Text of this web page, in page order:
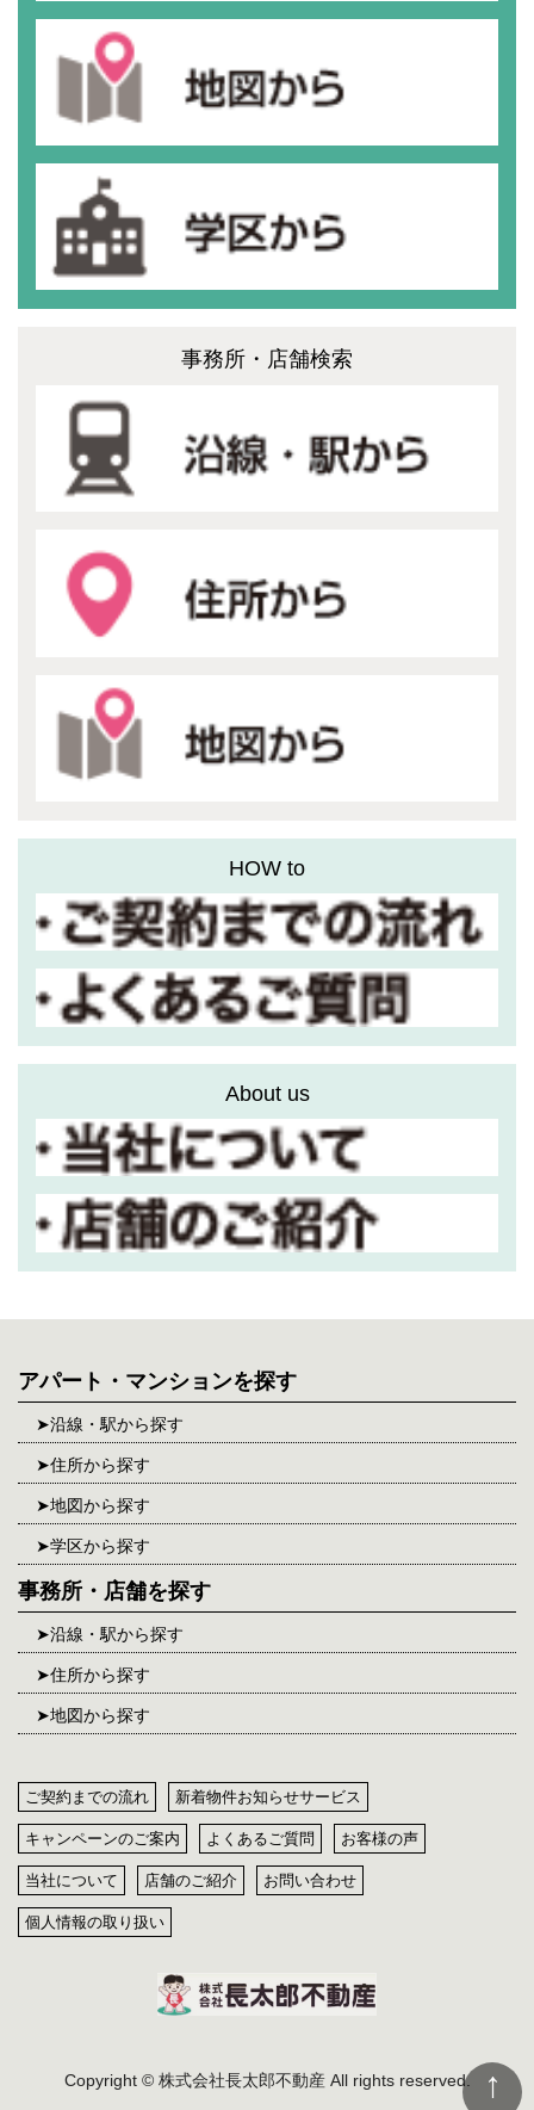
事務所・店舗検索
HOW to
About us
アパート・マンションを探す
沿線・駅から探す
住所から探す
地図から探す
学区から探す
事務所・店舗を探す
沿線・駅から探す
住所から探す
地図から探す
ご契約までの流れ 新着物件お知らせサービス
キャンペーンのご案内 よくあるご質問 お客様の声
当社について 店舗のご紹介 お問い合わせ
個人情報の取り扱い
Copyright © 株式会社長太郎不動産 All rights reserved.